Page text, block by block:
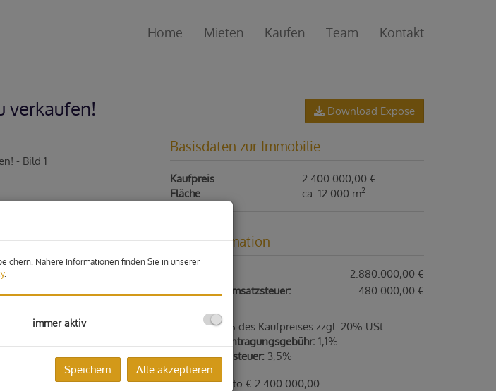
Home Mieten Kaufen Team Kontakt
verkaufen! Download Expose
Basisdaten zur Immobilie
Kaufpreis
2.400.000,00 €
Fläche
ca. 12.000 m2
Preisinformation
2.880.000,00 €
enthaltene Umsatzsteuer:
480.000,00 €
Provision: 3% des Kaufpreises zzgl. 20% USt.
Grundbucheintragungsgebühr: 1,1%
Grunderwerbsteuer: 3,5%
Kaufpreis netto € 2.400.000,00
Nähere Informationen finden Sie in unserer
.
immer aktiv
Speichern Alle akzeptieren